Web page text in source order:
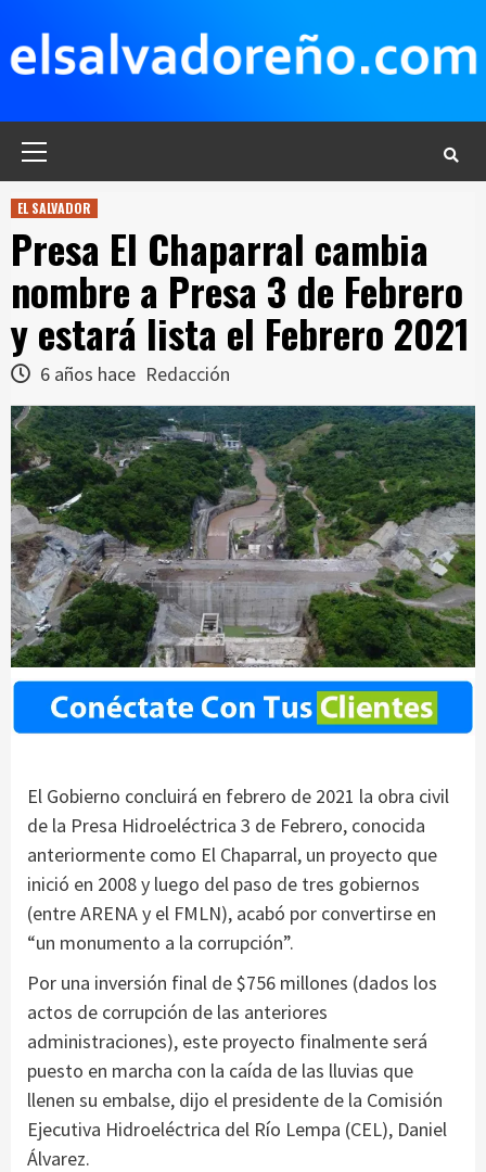
contenido
EL SALVADOR
Presa El Chaparral cambia
nombre a Presa 3 de Febrero
y estará lista el Febrero 2021
6 años hace Redacción
El Gobierno concluirá en febrero de 2021 la obra civil
de la Presa Hidroeléctrica 3 de Febrero, conocida
anteriormente como El Chaparral, un proyecto que
inició en 2008 y luego del paso de tres gobiernos
(entre ARENA y el FMLN), acabó por convertirse en
“un monumento a la corrupción”.
Por una inversión final de $756 millones (dados los
actos de corrupción de las anteriores
administraciones), este proyecto finalmente será
puesto en marcha con la caída de las lluvias que
llenen su embalse, dijo el presidente de la Comisión
Ejecutiva Hidroeléctrica del Río Lempa (CEL), Daniel
Álvarez.